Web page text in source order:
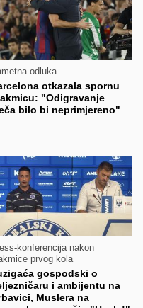
odluka
otkazala spornu
"Odigravanje
bilo bi neprimjereno"
konferencija nakon
prvog kola
gospodski o
i ambijentu na
Muslera na